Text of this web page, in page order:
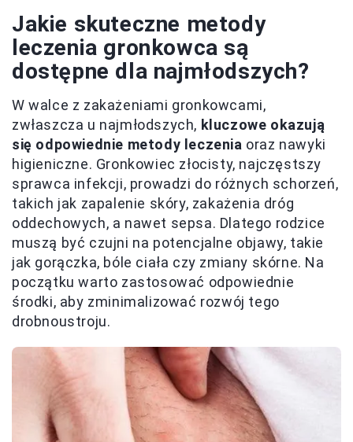
Jakie skuteczne metody
leczenia gronkowca są
dostępne dla najmłodszych?
W walce z zakażeniami gronkowcami,
zwłaszcza u najmłodszych, kluczowe okazują
się odpowiednie metody leczenia oraz nawyki
higieniczne. Gronkowiec złocisty, najczęstszy
sprawca infekcji, prowadzi do różnych schorzeń,
takich jak zapalenie skóry, zakażenia dróg
oddechowych, a nawet sepsa. Dlatego rodzice
muszą być czujni na potencjalne objawy, takie
jak gorączka, bóle ciała czy zmiany skórne. Na
początku warto zastosować odpowiednie
środki, aby zminimalizować rozwój tego
drobnoustroju.